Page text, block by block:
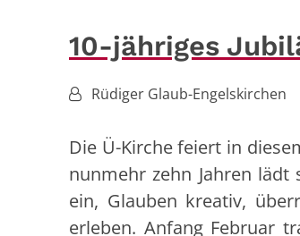
10-jähriges
Von:Rüdiger Glaub-Engelskirchen
Die Ü-Kirche feiert in
nunmehr zehn Jahren
ein, Glauben kreativ,
erleben. Anfang Februar